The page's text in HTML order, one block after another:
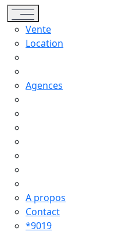
Toggle navigation
Vente
Location
Agences
A propos
Contact
*9019